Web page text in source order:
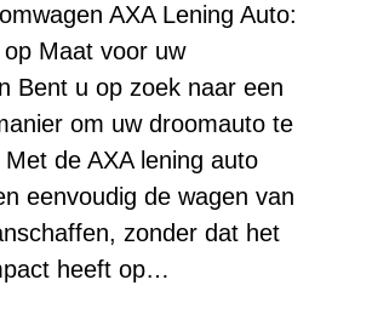
AXA Lening Auto:
Maat voor uw
Bent u op zoek naar een
om uw droomauto te
de AXA lening auto
eenvoudig de wagen van
zonder dat het
heeft op…